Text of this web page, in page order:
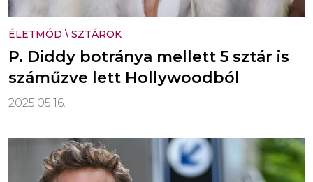
ÉLETMÓD \ SZTÁROK
P. Diddy botránya mellett 5 sztár is
száműzve lett Hollywoodból
2025.05.16.